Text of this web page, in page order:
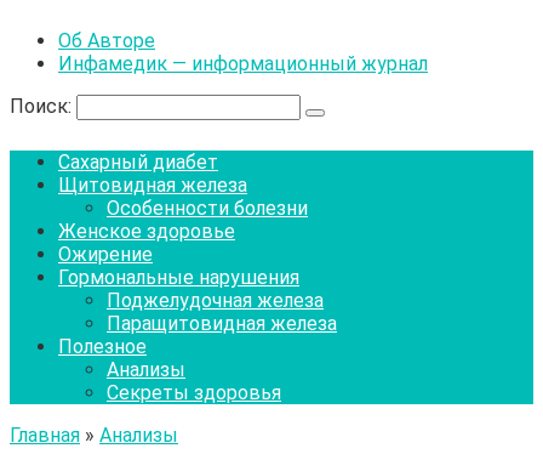
Об Авторе
Инфамедик — информационный журнал
Поиск:
Сахарный диабет
Щитовидная железа
Особенности болезни
Женское здоровье
Ожирение
Гормональные нарушения
Поджелудочная железа
Паращитовидная железа
Полезное
Анализы
Секреты здоровья
Главная » Анализы